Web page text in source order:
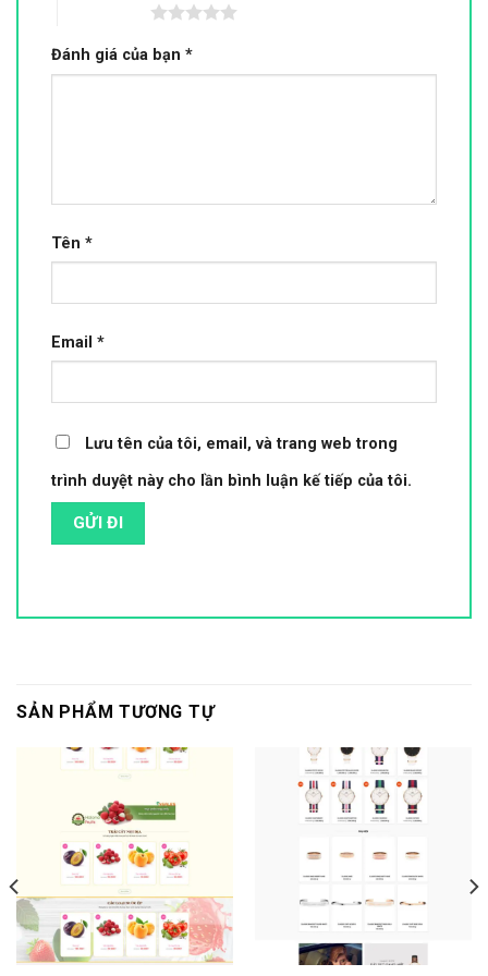
Đánh giá của bạn *
Tên *
Email *
Lưu tên của tôi, email, và trang web trong
trình duyệt này cho lần bình luận kế tiếp của tôi.
SẢN PHẨM TƯƠNG TỰ